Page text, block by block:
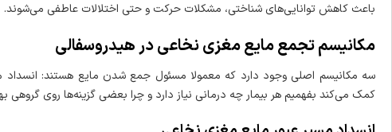
باعث کاهش توانایی‌های شناختی، مشکلات حرکت و حتی اختلالات عاطفی می‌شوند.
مکانیسم تجمع مایع مغزی نخاعی در هیدروسفالی
سه مکانیسم اصلی وجود دارد که معمولا مسئول جمع شدن مایع هستند:
کمک می‌کند بفهمیم هر بیمار چه درمانی نیاز دارد و چرا بعضی گزینه‌ها روی گروهی